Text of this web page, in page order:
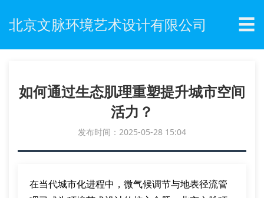
北京文脉环境艺术设计有限公司 ☰
如何通过生态肌理重塑提升城市空间
活力？
发布时间：2025-05-28 15:04
在当代城市化进程中，微气候调节与地表径流管